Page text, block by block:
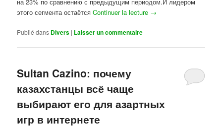
этого сегмента остаётсяContinuer la lecture →
Publié dans Divers | Laisser un commentaire
Sultan Cazino: почему
казахстанцы всё чаще
выбирают его для азартных
игр в интернете